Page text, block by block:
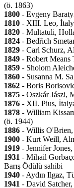
(ö. 1863)
1800 - Evgeny
1810 - XIII. Leo,
1820 - Multatuli,
1824 - Bedřich
1829 - Carl Schurz,
1849 - Robert
1859 - Sholom
1860 - Susanna M.
1862 - Boris
1875 - Oszkár Jászi,
1876 - XII. Pius,
1878 - William
(ö. 1944)
1886 - Willis O'Brien,
1900 - Kurt Weill,
1919 - Jennifer
1931 - Mihail
Barış Ödülü sahibi
1940 - Aydın Ilgaz,
1941 - David